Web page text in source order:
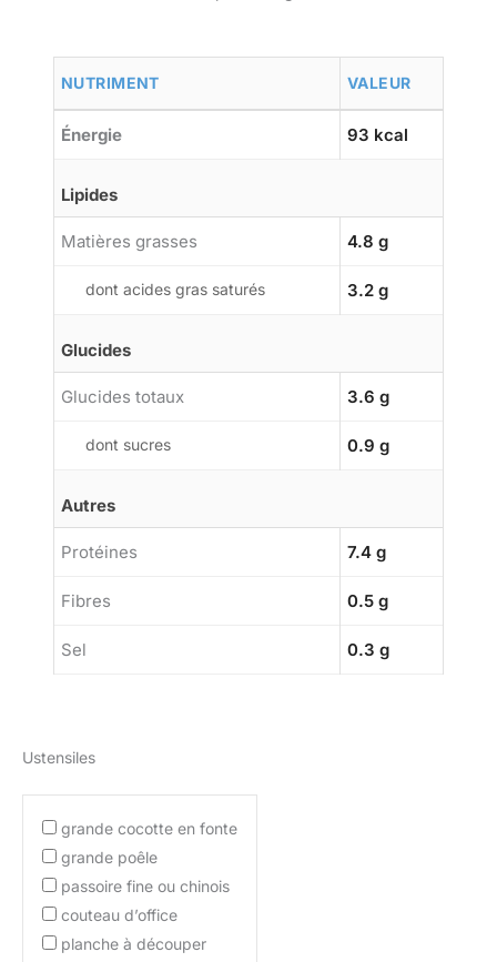
NUTRIMENT VALEUR
Énergie 93 kcal
Lipides
Matières grasses 4.8 g
dont acides gras saturés 3.2 g
Glucides
Glucides totaux 3.6 g
dont sucres 0.9 g
Autres
Protéines 7.4 g
Fibres 0.5 g
Sel 0.3 g
Ustensiles
grande cocotte en fonte
grande poêle
passoire fine ou chinois
couteau d’office
planche à découper